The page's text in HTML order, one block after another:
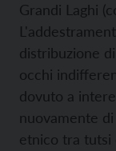
Grandi Laghi
distribuzione
occhi
dovuto a
nuovamente
etnico tra tutsi